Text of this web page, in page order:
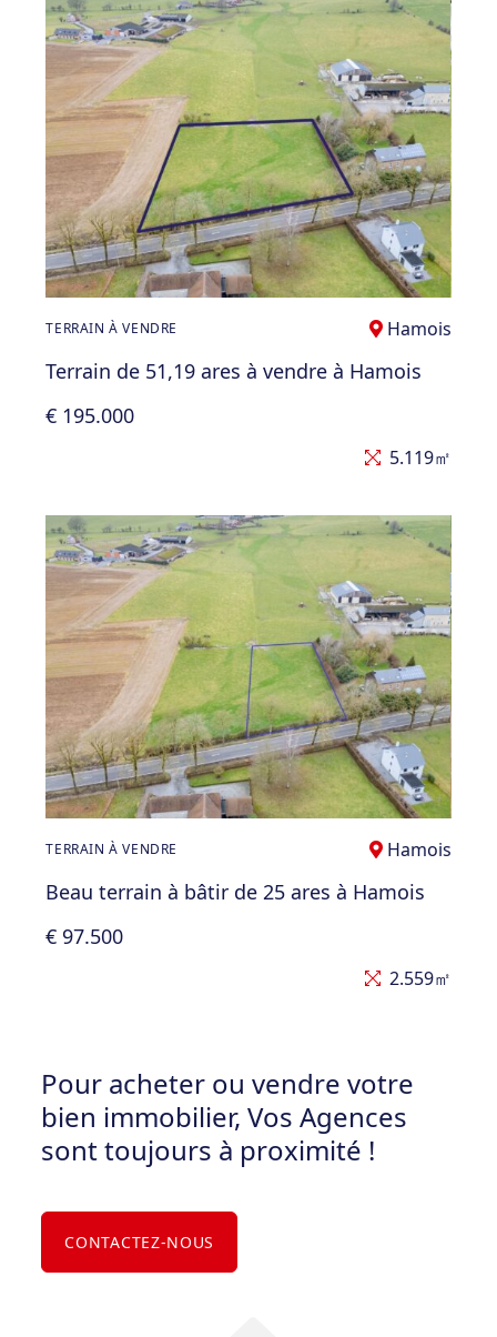
TERRAIN À VENDRE Hamois
Terrain de 51,19 ares à vendre à Hamois
€ 195.000
5.119㎡
TERRAIN À VENDRE Hamois
Beau terrain à bâtir de 25 ares à Hamois
€ 97.500
2.559㎡
Pour acheter ou vendre votre
bien immobilier, Vos Agences
sont toujours à proximité !
CONTACTEZ-NOUS